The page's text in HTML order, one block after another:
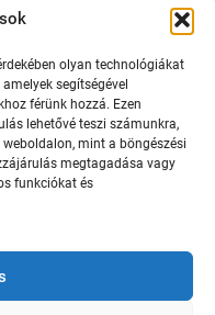
olyan technológiákat
segítségével
férünk hozzá. Ezen
lehetővé teszi számunkra,
mint a böngészési
megtagadása vagy
funkciókat és